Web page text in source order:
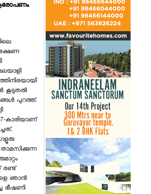
കൂടുതല്‍
പുറത്ത്.
കാരിയാണ്
രണ്ട്
ഞാന്‍
ഭീഷണി